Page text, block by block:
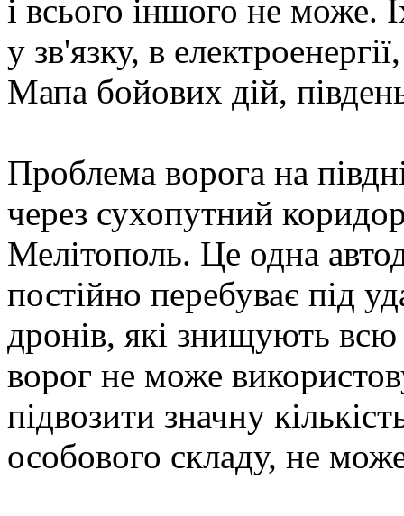
і всього іншого не може.
у зв'язку, в
Мапа бойових дій,
Проблема ворога на
через сухопутний
Мелітополь. Це одна
постійно перебуває під
дронів, які знищують
ворог не може
підвозити значну
особового складу, не